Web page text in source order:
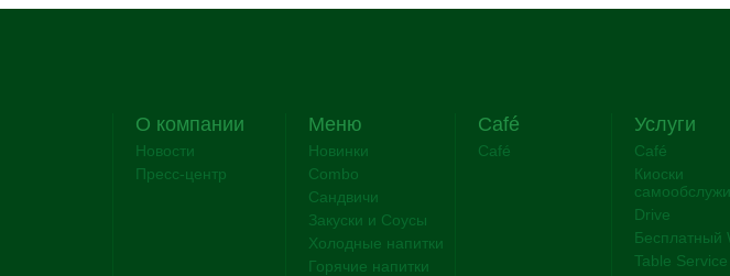
О компании
Новости
Пресс-центр
Меню
Новинки
Combo
Сандвичи
Закуски и Соусы
Холодные напитки
Горячие напитки
Café
Café
Услуги
Café
Киоски
Drive
Бесплатный
Table Service